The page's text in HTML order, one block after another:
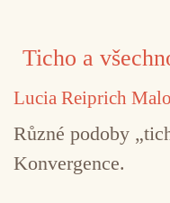
Ticho a
Lucia Reiprich
Různé podoby
Konvergence.